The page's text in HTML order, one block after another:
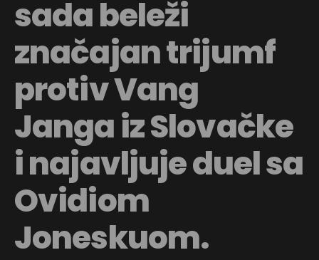
sada beleži
značajan trijumf
protiv Vang
Janga iz Slovačke
i najavljuje duel sa
Ovidiom
Joneskuom.